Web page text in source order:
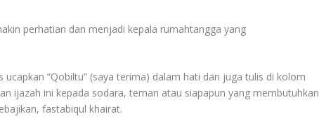
perhatian dan menjadi kepala rumahtangga yang
“Qobiltu” (saya terima) dalam hati dan juga tulis di kolom
ijazah ini kepada sodara, teman atau siapapun yang
fastabiqul khairat.